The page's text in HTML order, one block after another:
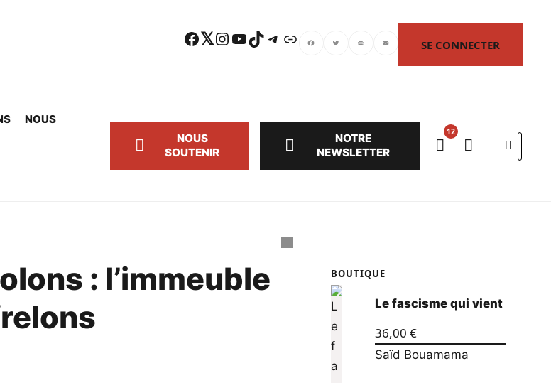
Facebook Twitter Instagram YouTube TikTok Telegram Lien SE CONNECTER
NOUS
NOUS
SOUTENIR
NOTRE
NEWSLETTER
: l’immeuble
BOUTIQUE
Le fascisme qui vient
36,00 €
Saïd Bouamama